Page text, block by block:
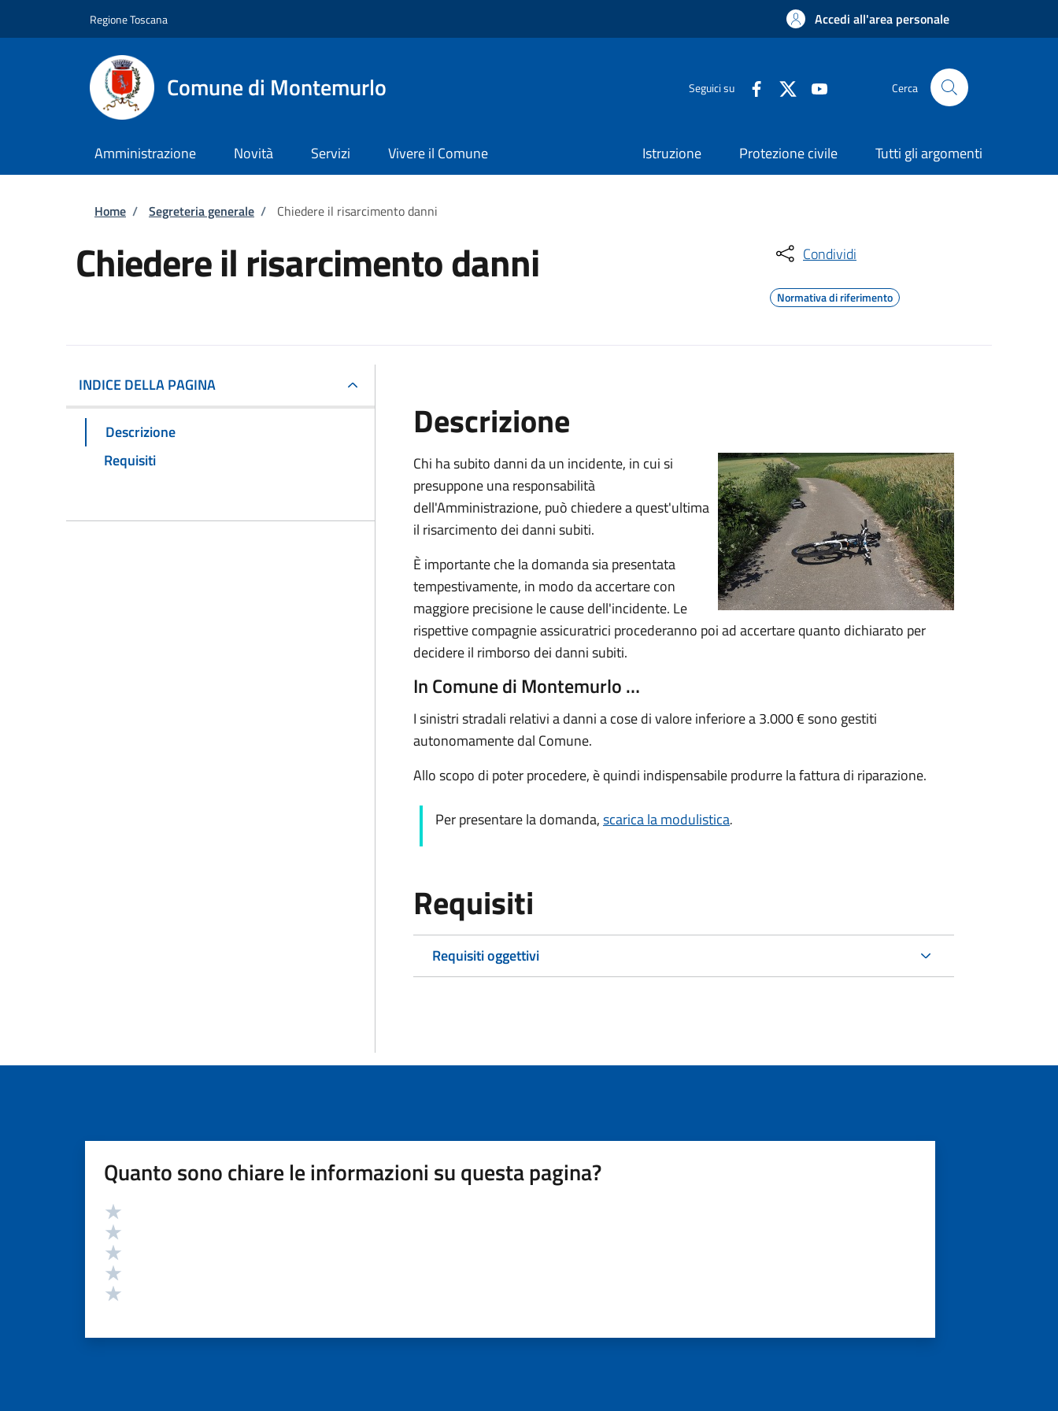
Regione Toscana Accedi all'area personale
Comune di Montemurlo Seguici su Cerca
Amministrazione Novità Servizi Vivere il Comune Istruzione Protezione civile Tutti gli argomenti
Briciole di pane
Home / Segreteria generale / Chiedere il risarcimento danni
Chiedere il risarcimento danni Condividi
Normativa di riferimento
INDICE DELLA PAGINA
Descrizione
Requisiti
Descrizione
Chi ha subito danni da un incidente, in cui si
presuppone una responsabilità
dell'Amministrazione, può chiedere a quest'ultima
il risarcimento dei danni subiti.
È importante che la domanda sia presentata
tempestivamente, in modo da accertare con
maggiore precisione le cause dell'incidente. Le
rispettive compagnie assicuratrici procederanno poi ad accertare quanto dichiarato per
decidere il rimborso dei danni subiti.
In Comune di Montemurlo …
I sinistri stradali relativi a danni a cose di valore inferiore a 3.000 € sono gestiti
autonomamente dal Comune.
Allo scopo di poter procedere, è quindi indispensabile produrre la fattura di riparazione.
Per presentare la domanda,scarica la modulistica.
Requisiti
Requisiti oggettivi
Quanto sono chiare le informazioni su questa pagina?
Valutazione